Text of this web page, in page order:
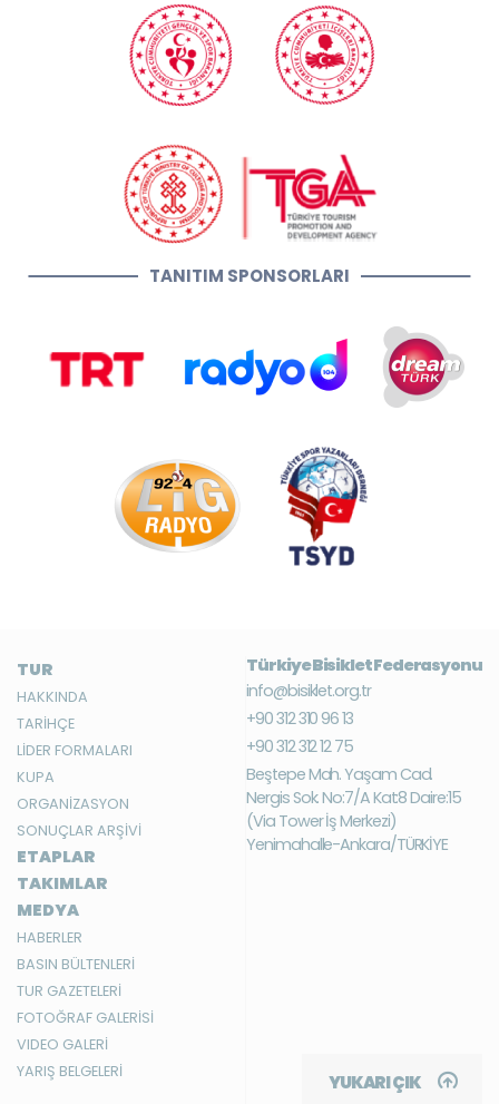
TANITIM SPONSORLARI
TUR
HAKKINDA
TARİHÇE
LİDER FORMALARI
KUPA
ORGANİZASYON
SONUÇLAR ARŞİVİ
ETAPLAR
TAKIMLAR
MEDYA
HABERLER
BASIN BÜLTENLERİ
TUR GAZETELERİ
FOTOĞRAF GALERİSİ
VIDEO GALERİ
YARIŞ BELGELERİ
Türkiye Bisiklet Federasyonu
info@bisiklet.org.tr
+90 312 310 96 13
+90 312 312 12 75
Beştepe Mah. Yaşam Cad.
Nergis Sok. No:7/A Kat:8 Daire:15
(Via Tower İş Merkezi)
Yenimahalle-Ankara/TÜRKİYE
YUKARI ÇIK